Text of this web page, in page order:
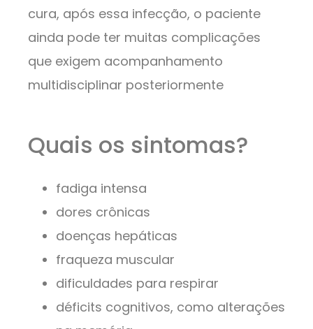
cura, após essa infecção, o paciente
ainda pode ter muitas complicações
que exigem acompanhamento
multidisciplinar posteriormente
Quais os sintomas?
fadiga intensa
dores crônicas
doenças hepáticas
fraqueza muscular
dificuldades para respirar
déficits cognitivos, como alterações